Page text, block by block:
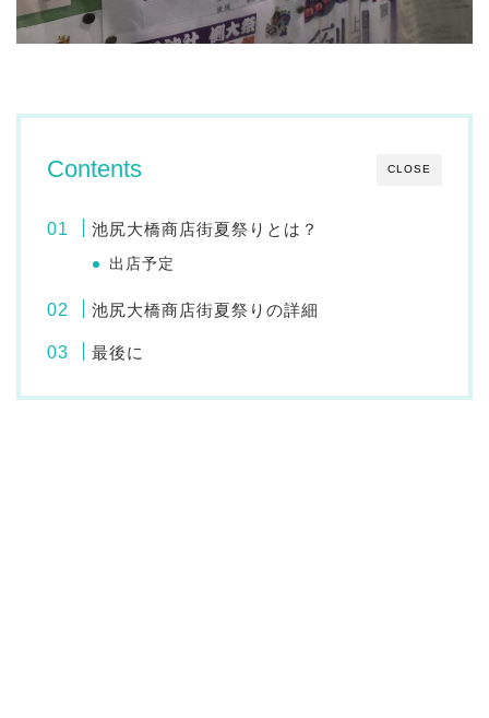
CLOSE
Contents
池尻大橋商店街夏祭りとは？
出店予定
池尻大橋商店街夏祭りの詳細
最後に